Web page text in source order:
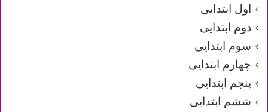
اول ابتدایی
دوم ابتدایی
سوم ابتدایی
چهارم ابتدایی
پنجم ابتدایی
ششم ابتدایی